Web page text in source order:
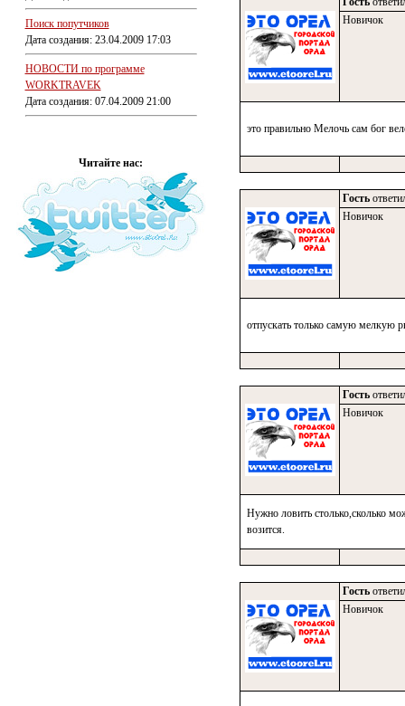
Поиск попутчиков
Дата создания: 23.04.2009 17:03
НОВОСТИ по программе
WORKTRAVEK
Дата создания: 07.04.2009 21:00
Читайте нас:
Новичок
это правильно Мелочь сам бог
Гость
Новичок
отпускать только самую мелкую
Гость
Новичок
Нужно ловить столько,сколько
возится.
Гость
Новичок